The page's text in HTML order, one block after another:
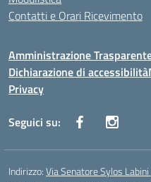
Contatti e Orari Ricevimento
Amministrazione
Dichiarazione di accessibilità
Privacy
Seguici su:
Indirizzo:Via Senatore Sylos